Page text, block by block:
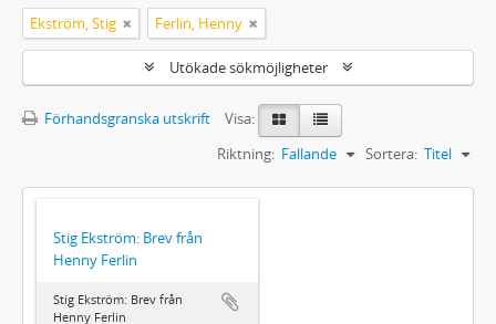
Ekström, Stig Ferlin, Henny
Utökade sökmöjligheter
Förhandsgranska utskrift
Visa:
Sortera: Titel
Riktning: Fallande
Stig Ekström: Brev från
Henny Ferlin
Stig Ekström: Brev från
Henny Ferlin